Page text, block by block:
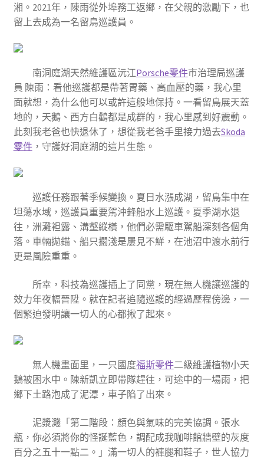
湘。2021年，陳雨從外埠務工返鄉，在父親的激勵下，也
留上去成為一名留鳥巡護員。
南洞庭湖天然維護區沅江Porsche零件市治理局巡護
員 陳雨：看他巡護都是帶著胃藥、高血壓的藥，我心里
面就想，為什么他可以或許這般地保持。一看留鳥展天蓋
地的，天鵝、西方白鸛都是成群的，我心里感到好震動。
此刻我老爸也快退休了，想從我老爸手里接力過去Skoda
零件，守護好洞庭湖的這片生態。
巡護任務跟著季候變換。夏日水漲成湖，留鳥集中在
坦蕩水域，巡護員重要駕沖鋒船水上巡護。夏季湖水退
往，洲灘袒露、溝壑縱橫，他們必需驅車駕船深刻各個角
落。車輛拋錨、船只擱淺是屢見不鮮，在池沼中渡水前行
更是風險重重。
所幸，科技為巡護插上了同黨，現在無人機讓巡護的
效力年夜幅晉陞。就在記者追隨巡護的經過歷程傍邊，一
個緊迫發明讓一切人的心都揪了起來。
無人機畫面里，一只國度福斯零件二級維護植物小天
鵝被困水中。陳新凱立即帶隊趕往，可途中的一場雨，把
鄉下土路泡成了泥潭，車子陷了出來。
泥漿濺「第二階段：顏色與氣味的完美協調。張水
瓶，你必須將你的怪誕藍色，調配成我咖啡館牆壁的灰度
百分之五十一點二。」滿一切人的褲腿和鞋子，世人協力